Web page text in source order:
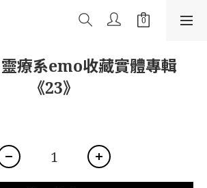
療系emo收藏實體專輯
《23》